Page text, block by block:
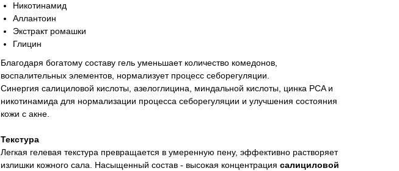
Никотинамид
Аллантоин
Экстракт ромашки
Глицин
Благодаря богатому составу гель уменьшает количество комедонов,
воспалительных элементов, нормализует процесс себорегуляции.
Синергия салициловой кислоты, азелоглицина, миндальной кислоты, цинка PCA и
никотинамида для нормализации процесса себорегуляции и улучшения состояния
кожи с акне.
Текстура
Легкая гелевая текстура превращается в умеренную пену, эффективно растворяет
излишки кожного сала. Насыщенный состав - высокая концентрация салициловой